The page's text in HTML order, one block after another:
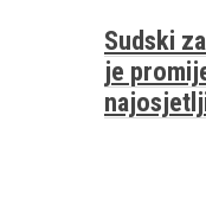
Sudski
je